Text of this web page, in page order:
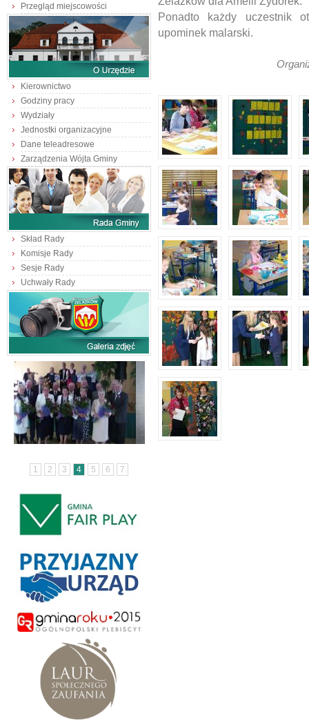
Przegląd miejscowości
Kierownictwo
Godziny pracy
Wydziały
Jednostki organizacyjne
Dane teleadresowe
Zarządzenia Wójta Gminy
Skład Rady
Komisje Rady
Sesje Rady
Uchwały Rady
1 2 3 4 5 6 7
Ponadto każdy uczestnik
upominek malarski.